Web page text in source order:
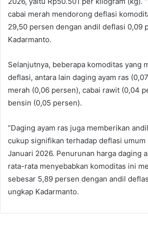
cabai merah mendorong deflasi
29,50 persen dengan andil deflasi 0,09
Kadarmanto.
Selanjutnya, beberapa komoditas yang
deflasi, antara lain daging ayam ras
merah (0,06 persen), cabai rawit (0,04
bensin (0,05 persen).
“Daging ayam ras juga memberikan
cukup signifikan terhadap deflasi umum
Januari 2026. Penurunan harga daging
rata-rata menyebabkan komoditas ini
sebesar 5,89 persen dengan andil
ungkap Kadarmanto.